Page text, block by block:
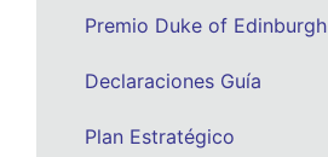
Premio Duke of Edinburgh
Declaraciones Guía
Plan Estratégico